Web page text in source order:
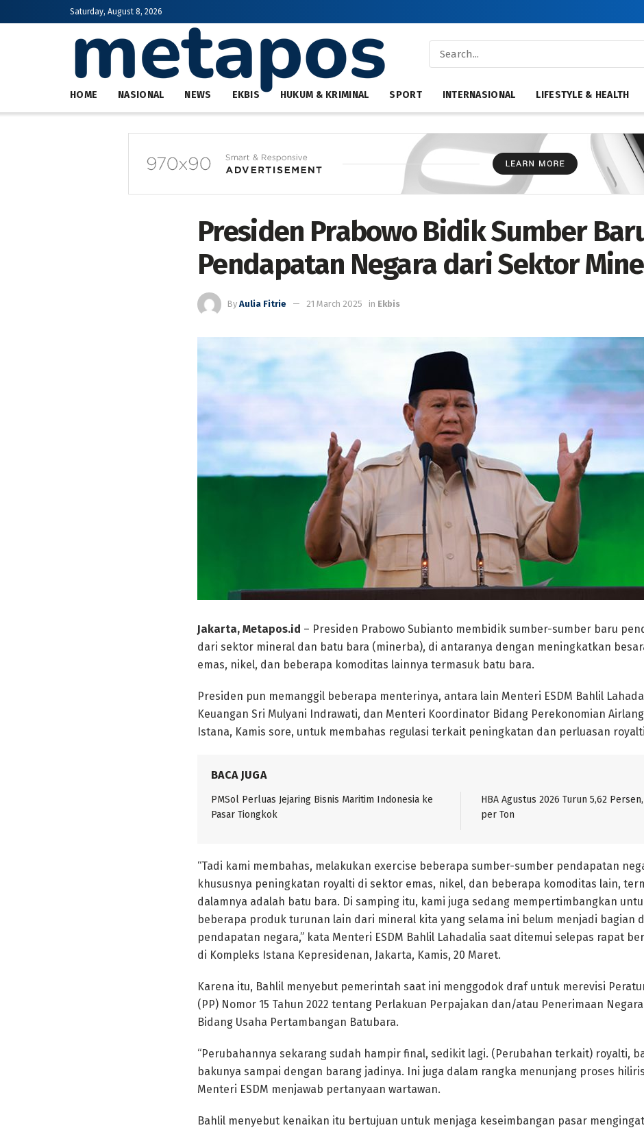
Saturday, August 8, 2026
HOME NASIONAL NEWS EKBIS HUKUM & KRIMINAL SPORT INTERNASIONAL LIFESTYLE & HEALTH
Presiden Prabowo Bidik Sumber
Pendapatan Negara dari Sektor
By Aulia Fitrie 21 March 2025 in Ekbis
Jakarta, Metapos.id – Presiden Prabowo Subianto membidik sumber-sumber baru
dari sektor mineral dan batu bara (minerba), di antaranya dengan meningkatkan
emas, nikel, dan beberapa komoditas lainnya termasuk batu bara.
Presiden pun memanggil beberapa menterinya, antara lain Menteri ESDM Bahlil
Keuangan Sri Mulyani Indrawati, dan Menteri Koordinator Bidang Perekonomian
Istana, Kamis sore, untuk membahas regulasi terkait peningkatan dan perluasan
BACA JUGA
PMSol Perluas Jejaring Bisnis Maritim Indonesia ke
Pasar Tiongkok
HBA Agustus 2026 Turun 5,62 Persen,
per Ton
“Tadi kami membahas, melakukan exercise beberapa sumber-sumber pendapatan
khususnya peningkatan royalti di sektor emas, nikel, dan beberapa komoditas lain,
dalamnya adalah batu bara. Di samping itu, kami juga sedang mempertimbangkan
beberapa produk turunan lain dari mineral kita yang selama ini belum menjadi bagian
pendapatan negara,” kata Menteri ESDM Bahlil Lahadalia saat ditemui selepas rapat
di Kompleks Istana Kepresidenan, Jakarta, Kamis, 20 Maret.
Karena itu, Bahlil menyebut pemerintah saat ini menggodok draf untuk merevisi
(PP) Nomor 15 Tahun 2022 tentang Perlakuan Perpajakan dan/atau Penerimaan
Bidang Usaha Pertambangan Batubara.
“Perubahannya sekarang sudah hampir final, sedikit lagi. (Perubahan terkait) royalti,
bakunya sampai dengan barang jadinya. Ini juga dalam rangka menunjang proses
Menteri ESDM menjawab pertanyaan wartawan.
Bahlil menyebut kenaikan itu bertujuan untuk menjaga keseimbangan pasar